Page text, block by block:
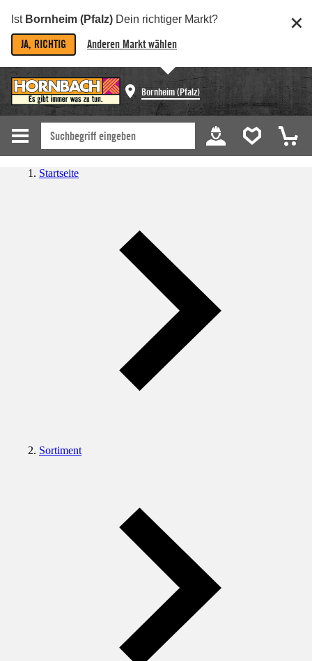
Ist Bornheim (Pfalz) Dein richtiger Markt?
JA, RICHTIG Anderen Markt wählen
Bornheim (Pfalz)
Startseite
Sortiment